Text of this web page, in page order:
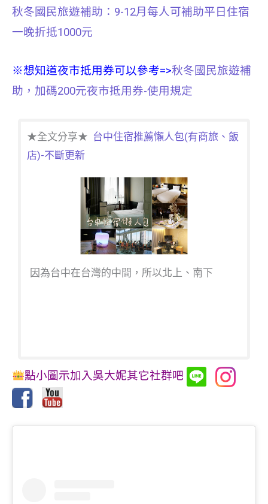
秋冬國民旅遊補助：9-12月每人可補助平日住宿
一晚折抵1000元
※想知道夜市抵用券可以參考=>秋冬國民旅遊補
助，加碼200元夜市抵用券-使用規定
★全文分享★ 台中住宿推薦懶人包(有商旅、飯
店)-不斷更新
因為台中在台灣的中間，所以北上、南下
點小圖示加入吳大妮其它社群吧